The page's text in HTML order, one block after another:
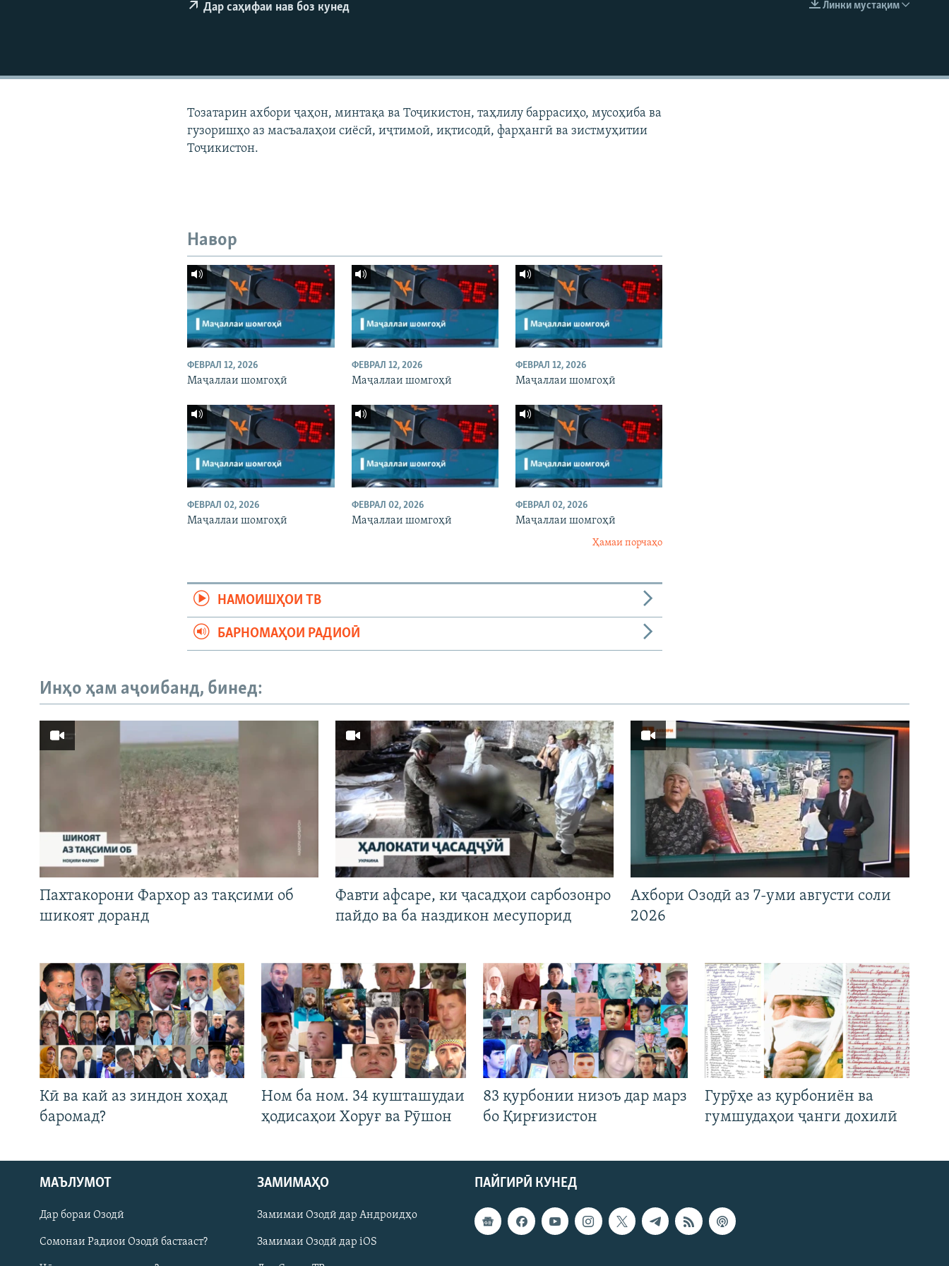
Русский
ПАЙГИРӢ КУНЕД
EMBED
Линки мустақим
Дар саҳифаи нав боз кунед
Тозатарин ахбори ҷаҳон, минтақа ва Тоҷикистон, таҳлилу баррасиҳо, мусоҳиба ва
гузоришҳо аз масъалаҳои сиёсӣ, иҷтимоӣ, иқтисодӣ, фарҳангӣ ва зистмуҳитии
Тоҷикистон.
Навор
ФЕВРАЛ 12, 2026
Маҷаллаи шомгоҳӣ
ФЕВРАЛ 12, 2026
Маҷаллаи шомгоҳӣ
ФЕВРАЛ 12, 2026
Маҷаллаи шомгоҳӣ
ФЕВРАЛ 02, 2026
Маҷаллаи шомгоҳӣ
ФЕВРАЛ 02, 2026
Маҷаллаи шомгоҳӣ
ФЕВРАЛ 02, 2026
Маҷаллаи шомгоҳӣ
Ҳамаи порчаҳо
НАМОИШҲОИ ТВ
БАРНОМАҲОИ РАДИОӢ
Инҳо ҳам аҷоибанд, бинед:
Пахтакорони Фархор аз тақсими об
шикоят доранд
Фавти афсаре, ки ҷасадҳои сарбозонро
пайдо ва ба наздикон месупорид
Ахбори Озодӣ аз 7-уми августи соли
2026
Кӣ ва кай аз зиндон хоҳад
баромад?
Ном ба ном. 34 кушташудаи
ҳодисаҳои Хоруғ ва Рӯшон
83 қурбонии низоъ дар марз
бо Қирғизистон
Гурӯҳе аз қурбониён ва
гумшудаҳои ҷанги дохилӣ
ПАЙГИРӢ КУНЕД
МАЪЛУМОТ
Дар бораи Озодӣ
Сомонаи Радиои Озодӣ бастааст?
ЗАМИМАҲО
Замимаи Озодӣ дар Андроидҳо
Замимаи Озодӣ дар iOS